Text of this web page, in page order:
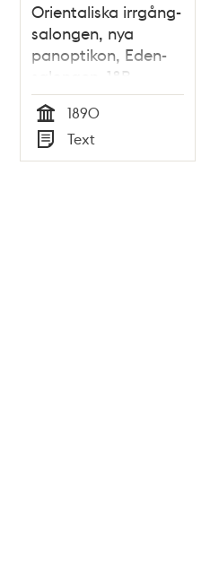
Orientaliska irrgång-
salongen, nya
panoptikon, Eden-
salongen. 18B
Hamngatan 18B 1 Tr.
upp Stockholm
Tid
1890
Typ
Text